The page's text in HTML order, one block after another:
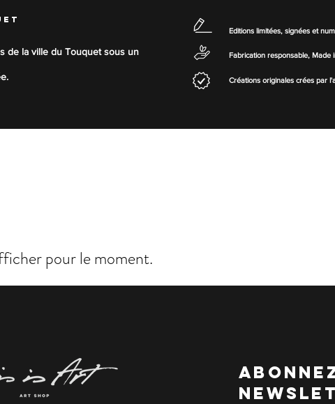
Editions limitées, signées et
de la ville du Touquet sous un Fabrication responsable, Made
Créations originales crées par
pour le moment.